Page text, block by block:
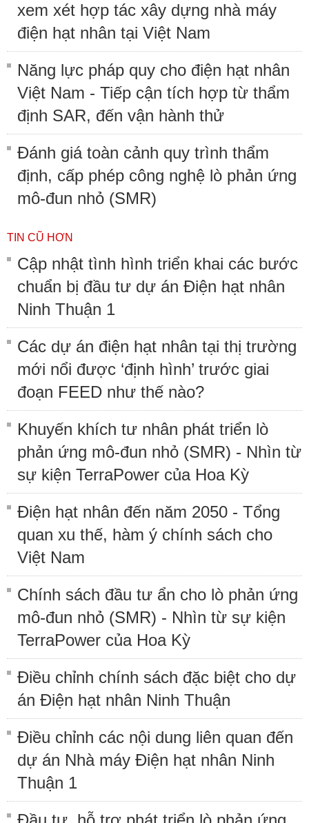
xem xét hợp tác xây dựng nhà máy
điện hạt nhân tại Việt Nam
Năng lực pháp quy cho điện hạt nhân
Việt Nam - Tiếp cận tích hợp từ thẩm
định SAR, đến vận hành thử
Đánh giá toàn cảnh quy trình thẩm
định, cấp phép công nghệ lò phản ứng
mô-đun nhỏ (SMR)
TIN CŨ HƠN
Cập nhật tình hình triển khai các bước
chuẩn bị đầu tư dự án Điện hạt nhân
Ninh Thuận 1
Các dự án điện hạt nhân tại thị trường
mới nổi được ‘định hình’ trước giai
đoạn FEED như thế nào?
Khuyến khích tư nhân phát triển lò
phản ứng mô-đun nhỏ (SMR) - Nhìn từ
sự kiện TerraPower của Hoa Kỳ
Điện hạt nhân đến năm 2050 - Tổng
quan xu thế, hàm ý chính sách cho
Việt Nam
Chính sách đầu tư ẩn cho lò phản ứng
mô-đun nhỏ (SMR) - Nhìn từ sự kiện
TerraPower của Hoa Kỳ
Điều chỉnh chính sách đặc biệt cho dự
án Điện hạt nhân Ninh Thuận
Điều chỉnh các nội dung liên quan đến
dự án Nhà máy Điện hạt nhân Ninh
Thuận 1